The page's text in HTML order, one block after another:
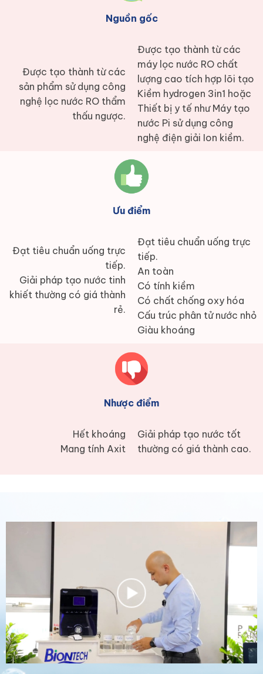
Được tạo thành từ các
sản phẩm sử dụng công
nghệ lọc nước RO thẩm
thấu ngược.
Nguồn gốc
Được tạo thành từ các
máy lọc nước RO chất
lượng cao tích hợp lõi tạo
Kiềm hydrogen 3in1 hoặc
Thiết bị y tế như Máy tạo
nước Pi sử dụng công
nghệ điện giải Ion kiềm.
Đạt tiêu chuẩn uống trực
tiếp.
Giải pháp tạo nước tinh
khiết thường có giá thành
rẻ.
Ưu điểm
Đạt tiêu chuẩn uống trực
tiếp.
An toàn
Có tính kiềm
Có chất chống oxy hóa
Cấu trúc phân tử nước nhỏ
Giàu khoáng
Hết khoáng
Mang tính Axit
Nhược điểm
Giải pháp tạo nước tốt
thường có giá thành cao.